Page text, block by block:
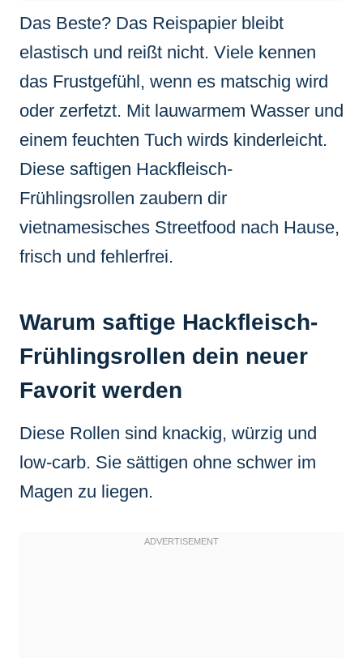
Das Beste? Das Reispapier bleibt
elastisch und reißt nicht. Viele kennen
das Frustgefühl, wenn es matschig wird
oder zerfetzt. Mit lauwarmem Wasser und
einem feuchten Tuch wirds kinderleicht.
Diese saftigen Hackfleisch-
Frühlingsrollen zaubern dir
vietnamesisches Streetfood nach Hause,
frisch und fehlerfrei.
Warum saftige Hackfleisch-
Frühlingsrollen dein neuer
Favorit werden
Diese Rollen sind knackig, würzig und
low-carb. Sie sättigen ohne schwer im
Magen zu liegen.